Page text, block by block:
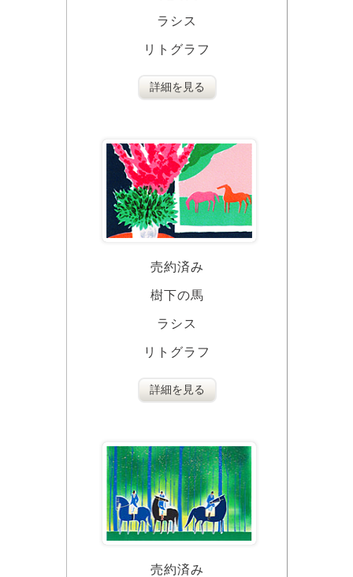
ラシス
リトグラフ
詳細を見る
売約済み
樹下の馬
ラシス
リトグラフ
詳細を見る
売約済み